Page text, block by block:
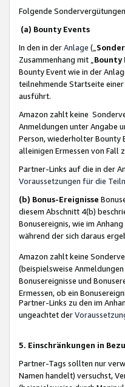
Folgende
(a) Bounty Events
In den in derAnlage („
Zusammenhang mit „ Bounty
Bounty Event wie in der
teilnehmende Startseite
ausführt.
Amazon zahlt keine
Anmeldungen unter Angabe
Person, wiederholter Bounty
alleinigen Ermessen von Fall
Partner-Links auf die in der
Voraussetzungen für die
(b) Bonus-Ereignisse
diesem Abschnitt 4(b)
Bonusereignis, wie im
während der sich daraus
Amazon zahlt keine
(beispielsweise
Bonusereignisse und
Ermessen, ob ein
Partner-Links zu den im
ungeachtet der
5. Einschränkungen in
Partner-Tags sollten nur
Namen handelt) versuchst,